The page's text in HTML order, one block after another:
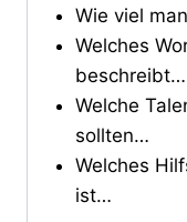
Wie viel
Welches
beschreibt…
Welche
sollten…
Welches
ist…